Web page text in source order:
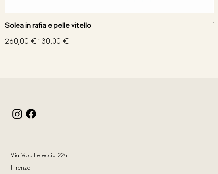
Solea in rafia e pelle vitello
Prezzo regolare
260,00 €Prezzo scontato
130,00 €
Via Vacchereccia 22/r
Firenze